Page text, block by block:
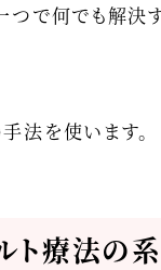
つで何でも解決
法を使います。
ト療法の